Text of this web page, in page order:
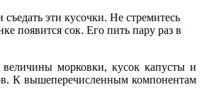
эти кусочки. Не стремитесь
появится сок. Его пить пару раз в
морковки, кусок капусты и
К вышеперечисленным компонентам